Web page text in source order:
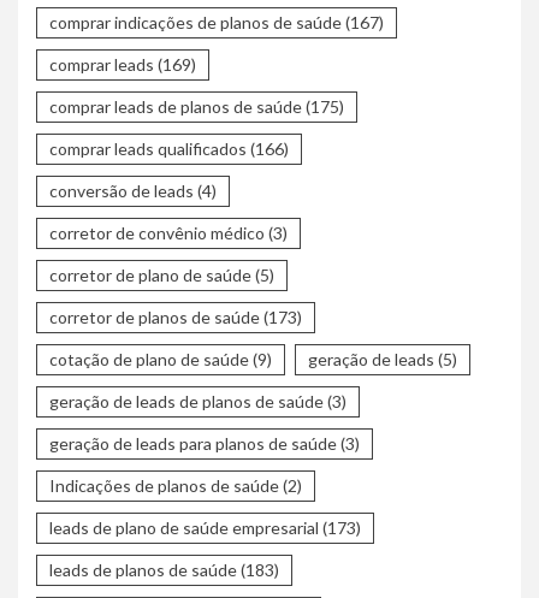
comprar indicações de planos de saúde(167)
comprar leads (169)
comprar leads de planos de saúde(175)
comprar leads qualificados (166)
conversão de leads (4)
corretor de convênio médico (3)
corretor de plano de saúde(5)
corretor de planos de saúde(173)
cotação de plano de saúde(9) geração de leads (5)
geração de leads de planos de saúde(3)
geração de leads para planos de saúde(3)
Indicações de planos de saúde(2)
leads de plano de saúde empresarial (173)
leads de planos de saúde(183)